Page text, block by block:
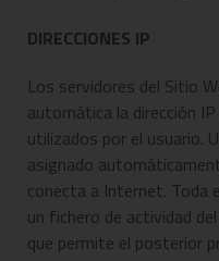
DIRECCIONES IP
Los servidores del Sitio
automática la dirección
utilizados por el usuario.
asignado
conecta a Internet. Toda
un fichero de actividad
que permite el posterior